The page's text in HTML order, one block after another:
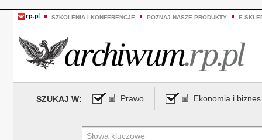
SZKOLENIA I KONFERENCJE POZNAJ NASZE PRODUKTY E-
SZUKAJ W: Prawo Ekonomia i biznes